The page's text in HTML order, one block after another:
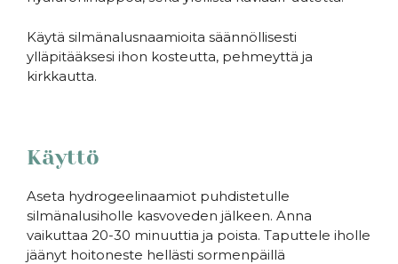
Käytä silmänalusnaamioita säännöllisesti
ylläpitääksesi ihon kosteutta, pehmeyttä ja
kirkkautta.
Käyttö
Aseta hydrogeelinaamiot puhdistetulle
silmänalusiholle kasvoveden jälkeen. Anna
vaikuttaa 20-30 minuuttia ja poista. Taputtele iholle
jäänyt hoitoneste hellästi sormenpäillä